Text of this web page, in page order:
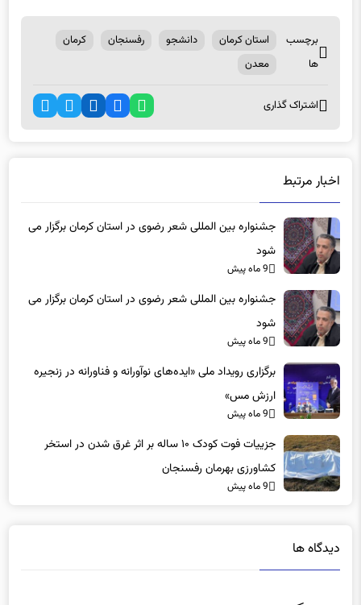
ها
معدن
جشنواره بین المللی شعر رضوی در استان کرمان برگزار می
شود
جشنواره بین المللی شعر رضوی در استان کرمان برگزار می
شود
برگزاری رویداد ملی «ایده‌های نوآورانه و فناورانه در زنجیره
ارزش مس»
9 ماه پیش
کشاورزی بهرمان رفسنجان
9 ماه پیش